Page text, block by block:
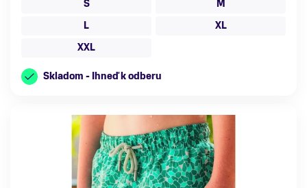
S
M
L
XL
XXL
Skladom - Ihneď k odberu